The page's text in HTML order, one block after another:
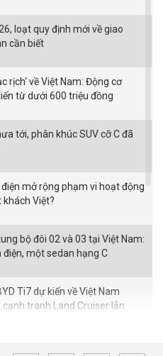
loạt quy định mới về giao
cần biết
rịch' về Việt Nam: Động cơ
từ dưới 600 triệu đồng
tới, phân khúc SUV cỡ C đã
mở rộng phạm vi hoạt động
Việt?
bộ đôi 02 và 03 tại Việt Nam:
điện, một sedan hạng C
Ti7 dự kiến về Việt Nam
tranh Land Cruiser lẫn